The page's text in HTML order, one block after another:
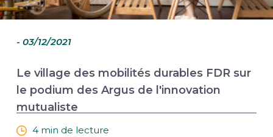
- 03/12/2021
Le village des mobilités durables FDR sur
le podium des Argus de l'innovation
mutualiste
4 min de lecture